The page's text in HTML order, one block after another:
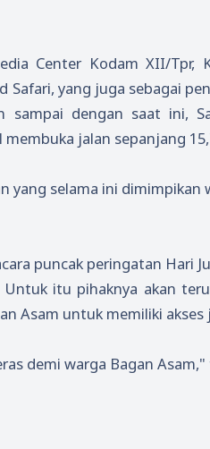
Center Kodam XII/Tpr,
Safari, yang juga sebagai
sampai dengan saat ini,
jalan sepanjang
yang selama ini
puncak peringatan Hari
itu pihaknya akan
Asam untuk memiliki akses
demi warga Bagan